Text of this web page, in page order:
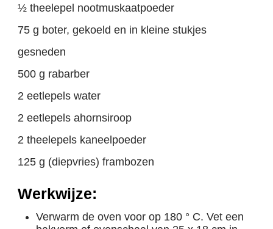
½ theelepel nootmuskaatpoeder
75 g boter, gekoeld en in kleine stukjes
gesneden
500 g rabarber
2 eetlepels water
2 eetlepels ahornsiroop
2 theelepels kaneelpoeder
125 g (diepvries) frambozen
Werkwijze:
Verwarm de oven voor op 180 ° C. Vet een